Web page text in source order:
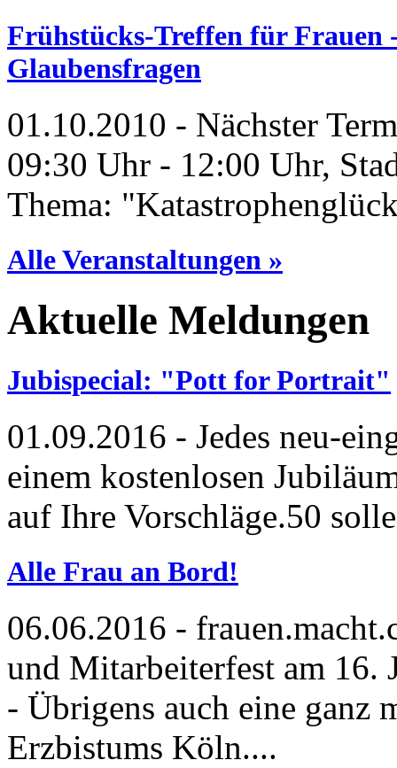
Frühstücks-Treffen für Frauen
Glaubensfragen
01.10.2010 - Nächster
09:30 Uhr - 12:00 Uhr,
Thema:
Alle Veranstaltungen »
Aktuelle Meldungen
Jubispecial: "Pott for Portrait"
01.09.2016 - Jedes neu-
einem kostenlosen
auf Ihre Vorschläge.50
Alle Frau an Bord!
06.06.2016 -
und Mitarbeiterfest am
- Übrigens auch eine ganz
Erzbistums Köln....